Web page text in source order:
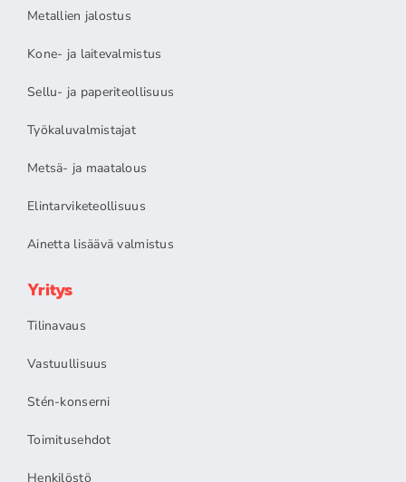
Metallien jalostus
Kone- ja laitevalmistus
Sellu- ja paperiteollisuus
Työkaluvalmistajat
Metsä- ja maatalous
Elintarviketeollisuus
Ainetta lisäävä valmistus
Yritys
Tilinavaus
Vastuullisuus
Stén-konserni
Toimitusehdot
Henkilöstö